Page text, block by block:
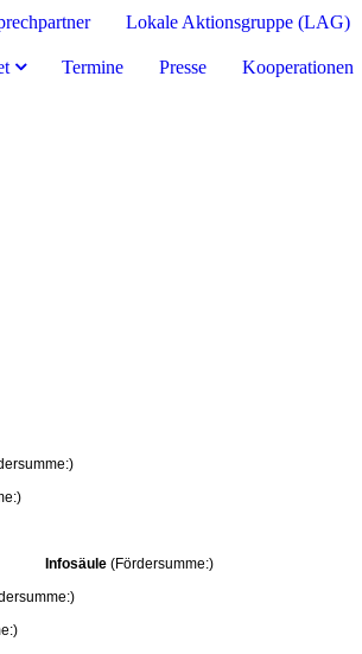
Lokale Aktionsgruppe (LAG)
Termine Presse Kooperationen
Infosäule (Fördersumme:)